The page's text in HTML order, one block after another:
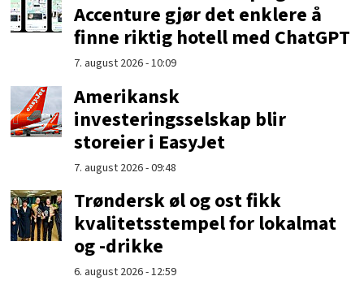
Accenture gjør det enklere å
finne riktig hotell med ChatGPT
7. august 2026 - 10:09
Amerikansk
investeringsselskap blir
storeier i EasyJet
7. august 2026 - 09:48
Trøndersk øl og ost fikk
kvalitetsstempel for lokalmat
og -drikke
6. august 2026 - 12:59